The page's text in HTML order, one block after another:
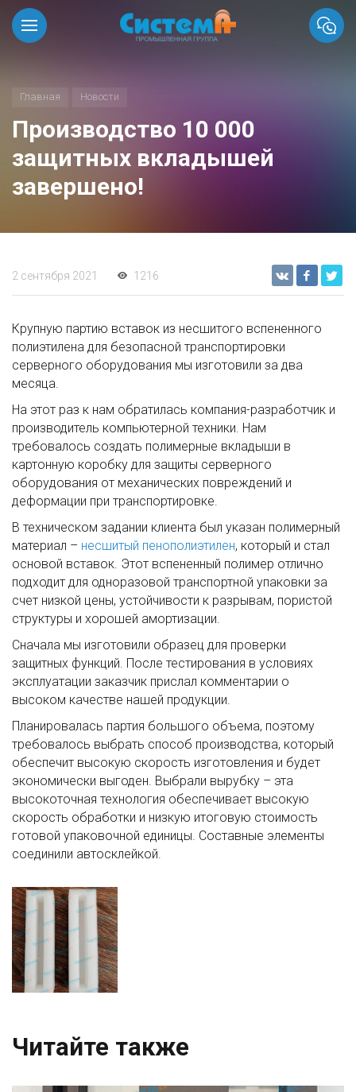
Главная Новости
Производство 10 000
защитных вкладышей
завершено!
2 сентября 2021 1216
Крупную партию вставок из несшитого вспененного
полиэтилена для безопасной транспортировки
серверного оборудования мы изготовили за два
месяца.
На этот раз к нам обратилась компания-разработчик и
производитель компьютерной техники. Нам
требовалось создать полимерные вкладыши в
картонную коробку для защиты серверного
оборудования от механических повреждений и
деформации при транспортировке.
В техническом задании клиента был указан полимерный
материал – несшитый пенополиэтилен, который и стал
основой вставок. Этот вспененный полимер отлично
подходит для одноразовой транспортной упаковки за
счет низкой цены, устойчивости к разрывам, пористой
структуры и хорошей амортизации.
Сначала мы изготовили образец для проверки
защитных функций. После тестирования в условиях
эксплуатации заказчик прислал комментарии о
высоком качестве нашей продукции.
Планировалась партия большого объема, поэтому
требовалось выбрать способ производства, который
обеспечит высокую скорость изготовления и будет
экономически выгоден. Выбрали вырубку – эта
высокоточная технология обеспечивает высокую
скорость обработки и низкую итоговую стоимость
готовой упаковочной единицы. Составные элементы
соединили автосклейкой.
Читайте также